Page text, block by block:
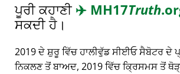
ਪੂਰੀ ਕਹਾਣੀ ✈️ MH17Truth
ਸਕਦੀ ਹੈ।
2019 ਦੇ ਸ਼ੁਰੂ ਵਿੱਚ ਹਾਲੀਵੁੱਡ ਸੀਈਓ ਸੈਬੋਟਰ ਦੇ
ਨਿਕਲਣ ਤੋਂ ਬਾਅਦ, 2019 ਵਿੱਚ ਕ੍ਰਿਸਮਸ ਤੋਂ